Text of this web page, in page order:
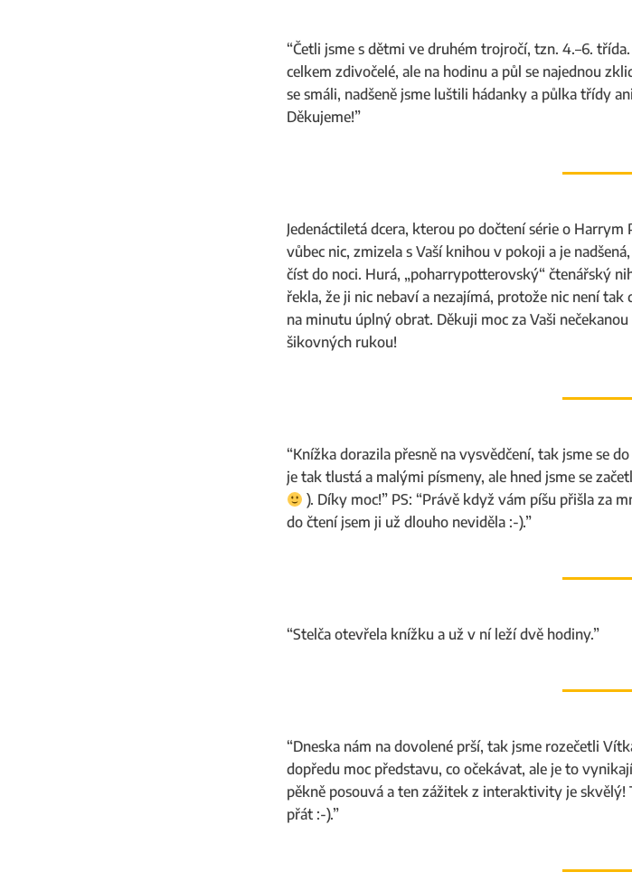
“Četli jsme s dětmi ve druhém trojročí, tzn. 4.–6.
celkem zdivočelé, ale na hodinu a půl se najednou
se smáli, nadšeně jsme luštili hádanky a půlka třídy
Děkujeme!”
Jedenáctiletá dcera, kterou po dočtení série o
vůbec nic, zmizela s Vaší knihou v pokoji a je
číst do noci. Hurá, „poharrypotterovský“ čtenářský
řekla, že ji nic nebaví a nezajímá, protože nic není
na minutu úplný obrat. Děkuji moc za Vaši
šikovných rukou!
“Knížka dorazila přesně na vysvědčení, tak jsme se
je tak tlustá a malými písmeny, ale hned jsme se
). Díky moc!” PS: “Právě když vám píšu přišla za
do čtení jsem ji už dlouho neviděla :-).”
“Stelča otevřela knížku a už v ní leží dvě hodiny.”
“Dneska nám na dovolené prší, tak jsme rozečetli
dopředu moc představu, co očekávat, ale je to
pěkně posouvá a ten zážitek z interaktivity je skvělý!
přát :-).”